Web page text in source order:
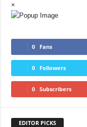
×
0 Fans
0 Followers
0 Subscribers
EDITOR PICKS